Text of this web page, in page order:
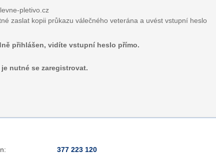
pletivo.cz
zaslat kopii průkazu válečného veterána a uvést vstupní heslo
přihlášen, vidíte vstupní heslo přímo.
nutné se zaregistrovat.
377 223 120